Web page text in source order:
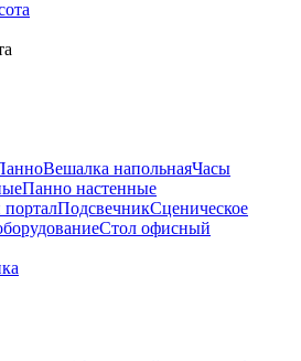
Вешалка напольнаяЧасы
Панно настенные
ПодсвечникСценическое
Стол офисный